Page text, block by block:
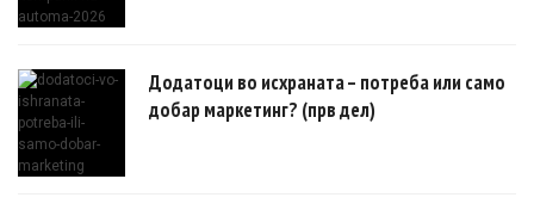
Додатоци во исхраната – потреба или само
добар маркетинг? (прв дел)